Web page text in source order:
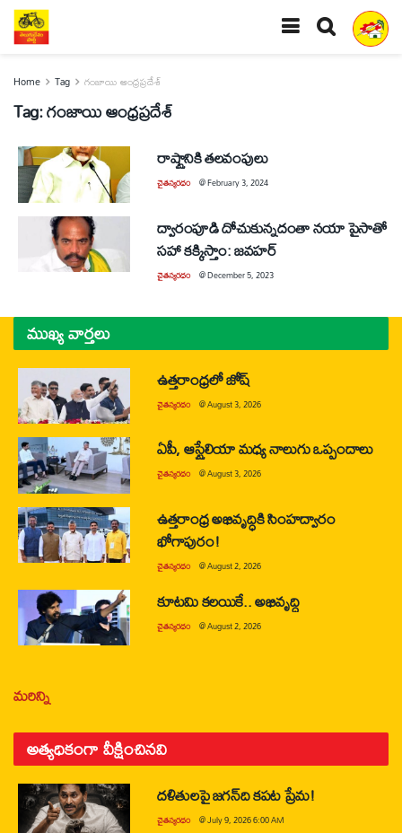
Home Tag గంజాయి ఆంధ్రప్రదేశ్‌
Tag:గంజాయి ఆంధ్రప్రదేశ్‌
రాష్ట్రానికి తలవంపులు
చైతన్యరధం @February 3, 2024
ద్వారంపూడి దోచుకున్నదంతా నయా పైసాతో
సహా కక్కిస్తాం: జవహర్‌
చైతన్యరధం @December 5, 2023
ముఖ్య వార్తలు
ఉత్తరాంధ్రలో జోష్
చైతన్యరధం @August 3, 2026
ఏపీ, ఆస్ట్రేలియా మధ్య నాలుగు ఒప్పందాలు
చైతన్యరధం @August 3, 2026
ఉత్తరాంధ్ర అభివృద్ధికి సింహద్వారం
భోగాపురం!
చైతన్యరధం @August 2, 2026
కూటమి కలయికే.. అభివృద్ధి
చైతన్యరధం @August 2, 2026
మరిన్ని
అత్యధికంగా వీక్షించినవి
దళితులపై జగన్‌ది కపట ప్రేమ!
చైతన్యరధం @July 9, 2026 6:00 AM